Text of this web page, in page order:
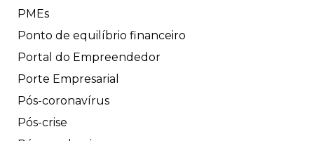
PMEs
Ponto de equilíbrio financeiro
Portal do Empreendedor
Porte Empresarial
Pós-coronavírus
Pós-crise